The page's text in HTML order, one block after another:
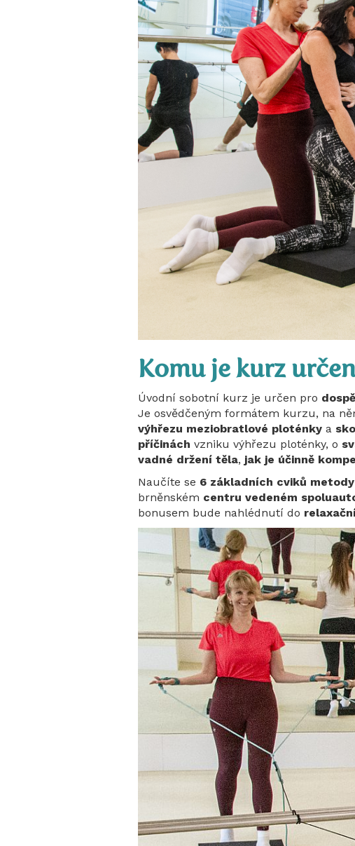
Komu je kurz
Úvodní sobotní kurz je určen pro
Je osvědčeným formátem kurzu, na
výhřezu meziobratlové ploténky a
příčinách vzniku výhřezu ploténky, o
vadné držení těla, jak je účinně
Naučíte se 6 základních cviků metody
brněnském centru vedeném
bonusem bude nahlédnutí do